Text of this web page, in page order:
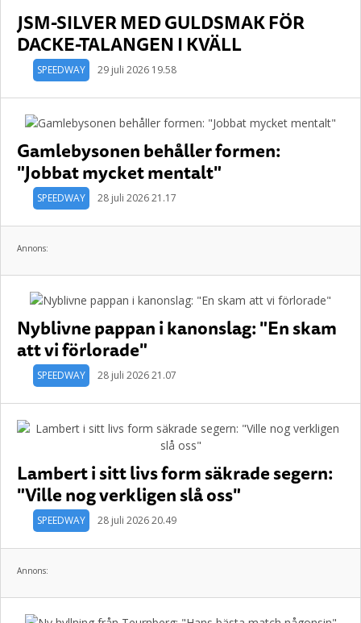
JSM-SILVER MED GULDSMAK FÖR
DACKE-TALANGEN I KVÄLL
SPEEDWAY 29 juli 2026 19.58
Gamlebysonen behåller formen:
"Jobbat mycket mentalt"
SPEEDWAY 28 juli 2026 21.17
Annons:
Nyblivne pappan i kanonslag: "En skam
att vi förlorade"
SPEEDWAY 28 juli 2026 21.07
Lambert i sitt livs form säkrade segern:
"Ville nog verkligen slå oss"
SPEEDWAY 28 juli 2026 20.49
Annons: